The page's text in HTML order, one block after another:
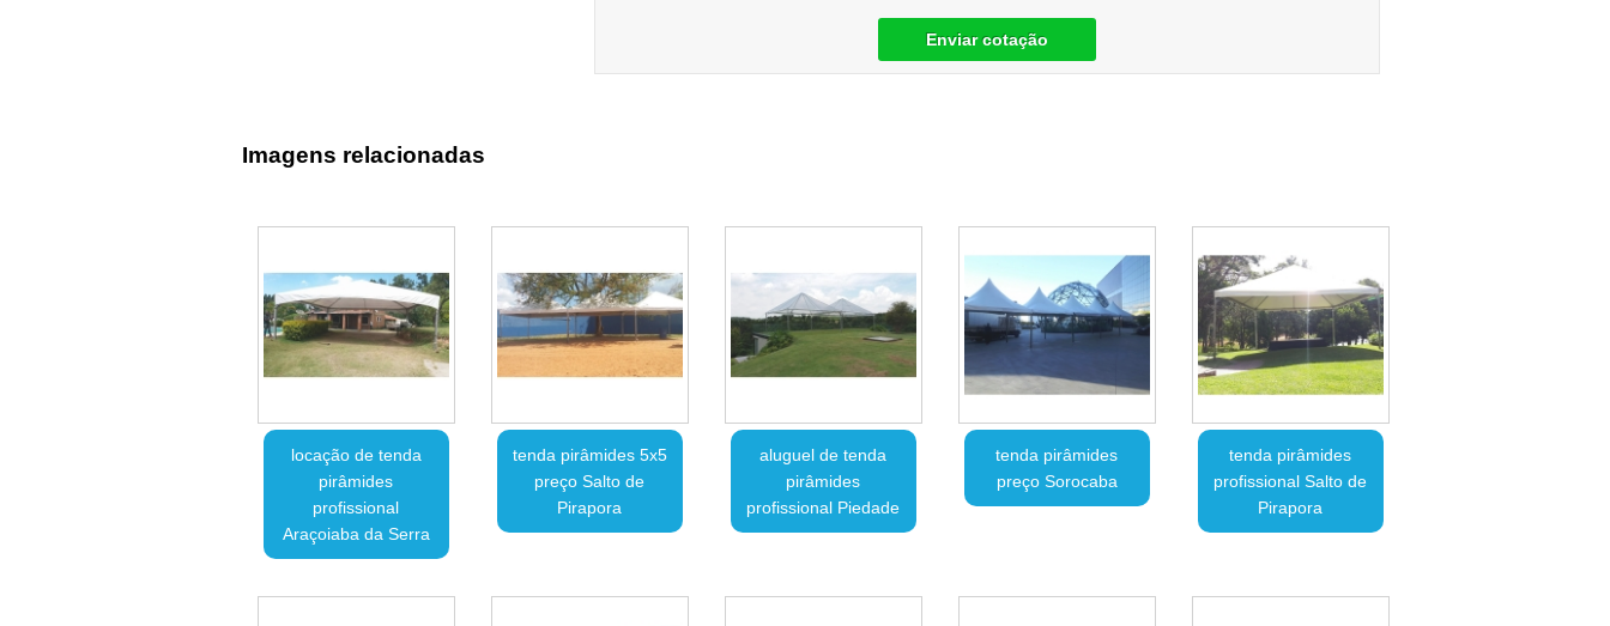
Enviar cotação
Imagens relacionadas
locação de tenda
pirâmides
profissional
Araçoiaba da Serra
tenda pirâmides 5x5
preço Salto de
Pirapora
aluguel de tenda
pirâmides
profissional Piedade
tenda pirâmides
preço Sorocaba
tenda pirâmides
profissional Salto de
Pirapora